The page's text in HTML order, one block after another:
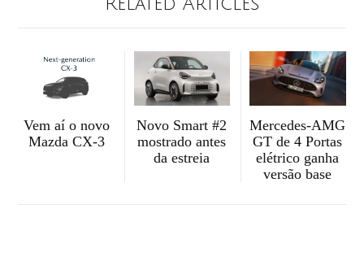
Vem aí o novo
Mazda CX-3
Novo Smart #2
mostrado antes
da estreia
Mercedes-AMG
GT de 4 Portas
elétrico ganha
versão base